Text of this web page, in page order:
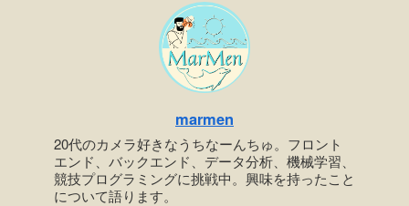
marmen
20代のカメラ好きなうちなーんちゅ。フロント
エンド、バックエンド、データ分析、機械学習、
競技プログラミングに挑戦中。興味を持ったこと
について語ります。